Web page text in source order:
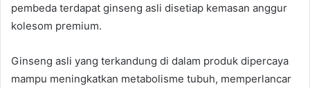
pembeda terdapat ginseng asli disetiap kemasan anggur
kolesom premium.
Ginseng asli yang terkandung di dalam produk dipercaya
mampu meningkatkan metabolisme tubuh, memperlancar